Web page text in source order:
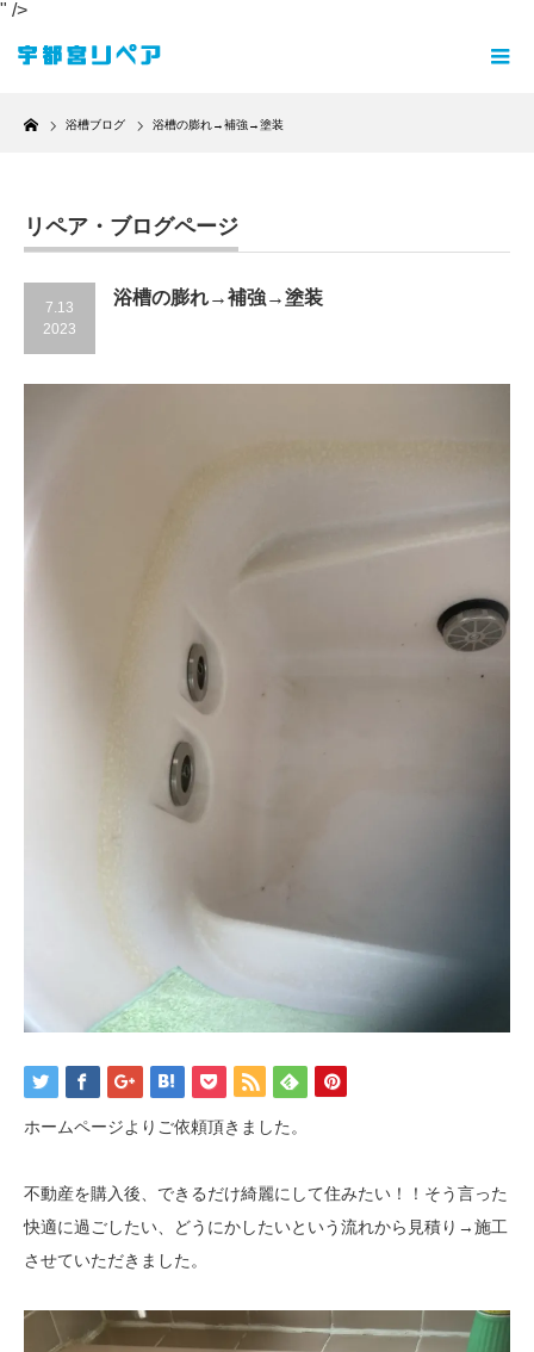
" />
Home
浴槽ブログ 浴槽の膨れ→補強→塗装
リペア・ブログページ
7.13
2023
浴槽の膨れ→補強→塗装
ホームページよりご依頼頂きました。
不動産を購入後、できるだけ綺麗にして住みたい！！そう言った
快適に過ごしたい、どうにかしたいという流れから見積り→施工
させていただきました。